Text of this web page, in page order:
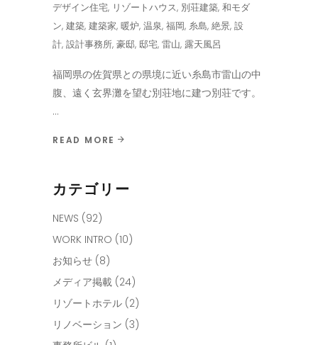
デザイン住宅, リゾートハウス, 別荘建築, 和モダ
ン, 建築, 建築家, 暖炉, 温泉, 福岡, 糸島, 絶景, 設
計, 設計事務所, 豪邸, 邸宅, 雷山, 露天風呂
福岡県の佐賀県との県境に近い糸島市雷山の中
腹、遠く玄界灘を望む別荘地に建つ別荘です。
READ MORE
カテゴリー
NEWS (92)
WORK INTRO (10)
お知らせ (8)
メディア掲載 (24)
リゾートホテル (2)
リノベーション (3)